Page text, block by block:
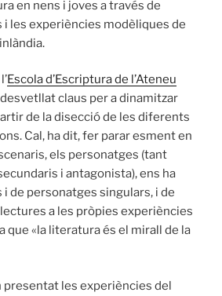
en nens i joves a través de
les experiències modèliques de
Escola d’Escriptura de l’Ateneu
desvetllat claus per a dinamitzar
de la disecció de les diferents
Cal, ha dit, fer parar esment en
els personatges (tant
i antagonista), ens ha
i de personatges singulars, i de
a les pròpies experiències
que «la literatura és el mirall de la
presentat les experiències del